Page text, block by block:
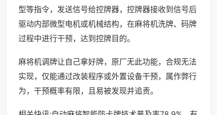
型等指令，发送信号给控牌器，控牌器接收到信号后
驱动内部微型电机或机械结构，在麻将机洗牌、码牌
过程中进行干预，达到控牌目的。
麻将机调牌让自己拿好牌，原厂无此功能，合规无法
实现，仅能通过改装程序或外置设备干预，属作弊行
为，干预概率有限，且易被发现并追责。